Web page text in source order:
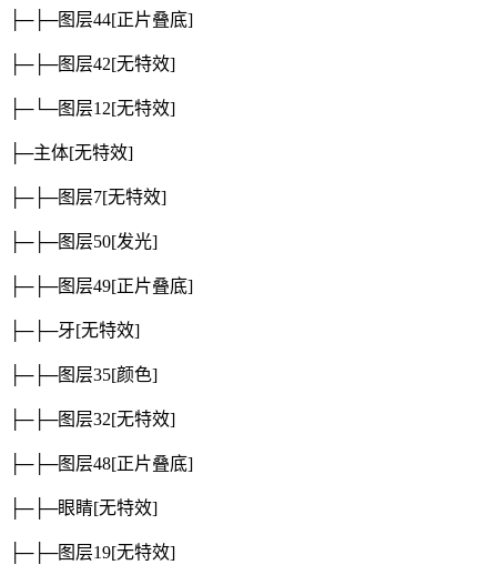
├─├─图层44[正片叠底]
├─├─图层42[无特效]
├─└─图层12[无特效]
├─主体[无特效]
├─├─图层7[无特效]
├─├─图层50[发光]
├─├─图层49[正片叠底]
├─├─牙[无特效]
├─├─图层35[颜色]
├─├─图层32[无特效]
├─├─图层48[正片叠底]
├─├─眼睛[无特效]
├─├─图层19[无特效]